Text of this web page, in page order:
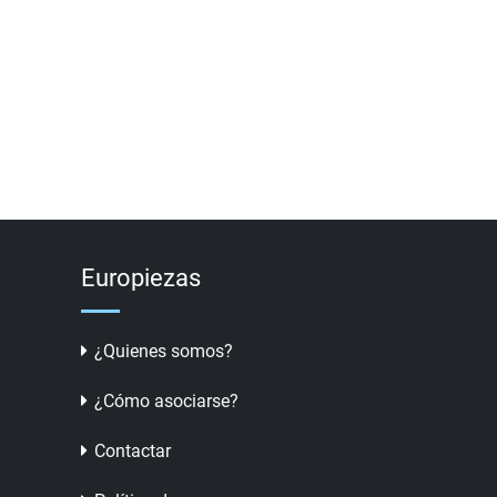
Europiezas
¿Quienes somos?
¿Cómo asociarse?
Contactar